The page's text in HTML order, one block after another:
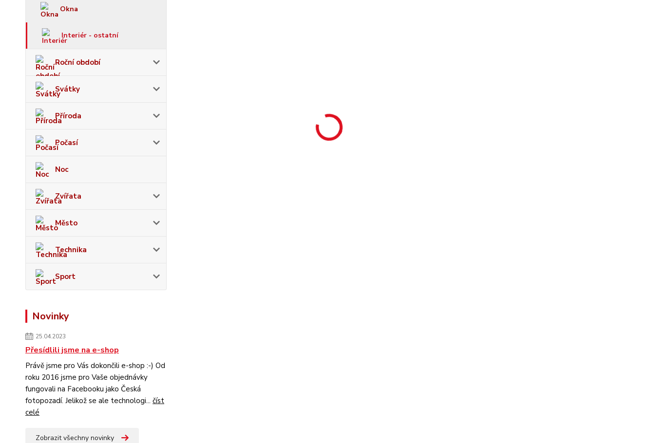
Okna
Interiér - ostatní
Roční období
Svátky
Příroda
Počasí
Noc
Zvířata
Město
Technika
Sport
Novinky
25.04.2023
Přesídlili jsme na e-shop
Právě jsme pro Vás dokončili e-shop :-) Od
roku 2016 jsme pro Vaše objednávky
fungovali na Facebooku jako Česká
fotopozadí. Jelikož se ale technologi... číst
celé
Zobrazit všechny novinky